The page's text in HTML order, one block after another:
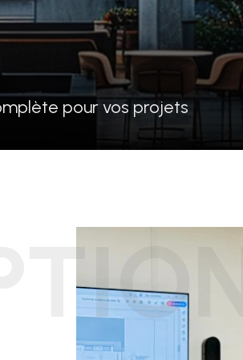
pour vos projets